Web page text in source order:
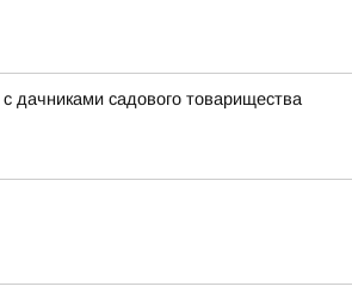
дачниками садового товарищества